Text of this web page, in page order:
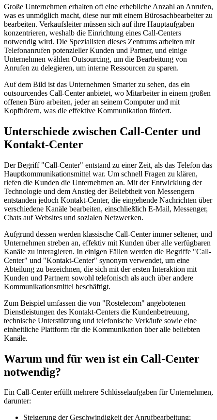
Große Unternehmen erhalten oft eine erhebliche Anzahl an Anrufen,
was es unmöglich macht, diese nur mit einem Bürosachbearbeiter zu
bearbeiten. Verkaufsleiter müssen sich auf ihre Hauptaufgaben
konzentrieren, weshalb die Einrichtung eines Call-Centers
notwendig wird. Die Spezialisten dieses Zentrums arbeiten mit
Telefonanrufen potenzieller Kunden und Partner, und einige
Unternehmen wählen Outsourcing, um die Bearbeitung von
Anrufen zu delegieren, um interne Ressourcen zu sparen.
Auf dem Bild ist das Unternehmen Smarter zu sehen, das ein
outsourcendes Call-Center anbietet, wo Mitarbeiter in einem großen
offenen Büro arbeiten, jeder an seinem Computer und mit
Kopfhörern, was die effektive Kommunikation fördert.
Unterschiede zwischen Call-Center und
Kontakt-Center
Der Begriff "Call-Center" entstand zu einer Zeit, als das Telefon das
Hauptkommunikationsmittel war. Um schnell Fragen zu klären,
riefen die Kunden die Unternehmen an. Mit der Entwicklung der
Technologie und dem Anstieg der Beliebtheit von Messengern
entstanden jedoch Kontakt-Center, die eingehende Nachrichten über
verschiedene Kanäle bearbeiten, einschließlich E-Mail, Messenger,
Chats auf Websites und sozialen Netzwerken.
Aufgrund dessen werden klassische Call-Center immer seltener, und
Unternehmen streben an, effektiv mit Kunden über alle verfügbaren
Kanäle zu interagieren. In einigen Fällen werden die Begriffe "Call-
Center" und "Kontakt-Center" synonym verwendet, um eine
Abteilung zu bezeichnen, die sich mit der ersten Interaktion mit
Kunden und Partnern sowohl telefonisch als auch über andere
Kommunikationsmittel beschäftigt.
Zum Beispiel umfassen die von "Rostelecom" angebotenen
Dienstleistungen des Kontakt-Centers die Kundenbetreuung,
technische Unterstützung und telefonische Verkäufe sowie eine
einheitliche Plattform für die Kommunikation über alle beliebten
Kanäle.
Warum und für wen ist ein Call-Center
notwendig?
Ein Call-Center erfüllt mehrere Schlüsselaufgaben für Unternehmen,
darunter:
Steigerung der Geschwindigkeit der Anrufbearbeitung;